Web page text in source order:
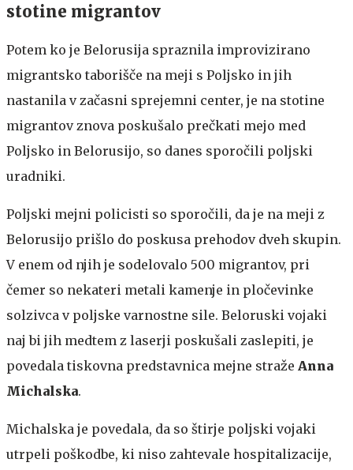
stotine migrantov
Potem ko je Belorusija spraznila improvizirano
migrantsko taborišče na meji s Poljsko in jih
nastanila v začasni sprejemni center, je na stotine
migrantov znova poskušalo prečkati mejo med
Poljsko in Belorusijo, so danes sporočili poljski
uradniki.
Poljski mejni policisti so sporočili, da je na meji z
Belorusijo prišlo do poskusa prehodov dveh skupin.
V enem od njih je sodelovalo 500 migrantov, pri
čemer so nekateri metali kamenje in pločevinke
solzivca v poljske varnostne sile. Beloruski vojaki
naj bi jih medtem z laserji poskušali zaslepiti, je
povedala tiskovna predstavnica mejne straže Anna
Michalska.
Michalska je povedala, da so štirje poljski vojaki
utrpeli poškodbe, ki niso zahtevale hospitalizacije,